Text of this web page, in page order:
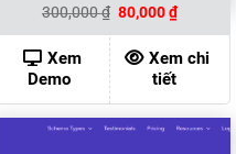
300,000₫ Giá
gốc
là:
300,000 ₫.
80,000₫Giá
hiện
tại
là:
80,000
Xem
Demo
Xem chi
tiết